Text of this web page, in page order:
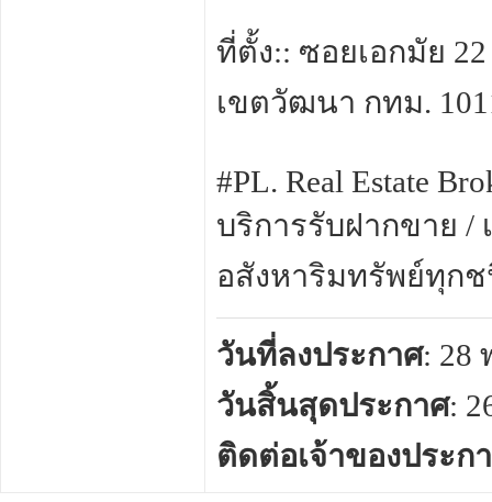
ที่ตั้ง:: ซอยเอกมัย
เขตวัฒนา กทม.
#PL. Real Estate
บริการรับฝากขาย /
อสังหาริมทรัพย์ทุก
วันที่ลงประกาศ: 28
วันสิ้นสุดประกาศ:
ติดต่อเจ้าของประก